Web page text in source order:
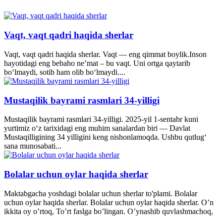
Vaqt, vaqt qadri haqida sherlar
Vaqt, vaqt qadri haqida sherlar. Vaqt — eng qimmat boylik.Inson
hayotidagi eng bebaho ne’mat – bu vaqt. Uni ortga qaytarib
bo‘lmaydi, sotib ham olib bo‘lmaydi....
Mustaqilik bayrami rasmlari 34-yilligi
Mustaqilik bayrami rasmlari 34-yilligi. 2025-yil 1-sentabr kuni
yurtimiz o‘z tarixidagi eng muhim sanalardan biri — Davlat
Mustaqilligining 34 yilligini keng nishonlamoqda. Ushbu qutlug‘
sana munosabati...
Bolalar uchun oylar haqida sherlar
Maktabgacha yoshdagi bolalar uchun sherlar to'plami. Bolalar
uchun oylar haqida sherlar. Bolalar uchun oylar haqida sherlar. O’n
ikkita oy o’rtoq, To’rt faslga bo’lingan. O’ynashib quvlashmachoq,